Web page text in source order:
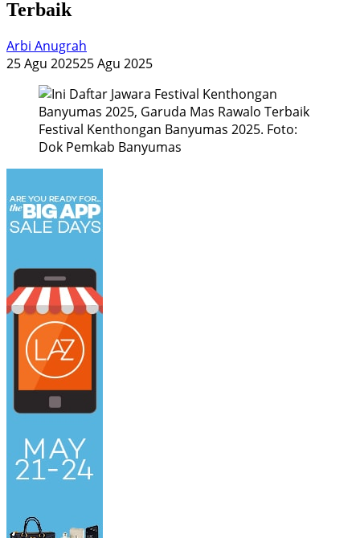
Terbaik
Arbi Anugrah
25 Agu 202525 Agu 2025
Festival Kenthongan Banyumas 2025. Foto:
Dok Pemkab Banyumas